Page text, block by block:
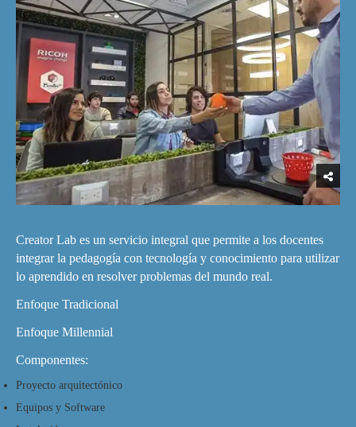
Creator Lab es un servicio integral que permite a los docentes
integrar la pedagogía con tecnología y conocimiento para utilizar
lo aprendido en resolver problemas del mundo real.
Enfoque Tradicional
Enfoque Millennial
Componentes:
Proyecto arquitectónico
Equipos y Software